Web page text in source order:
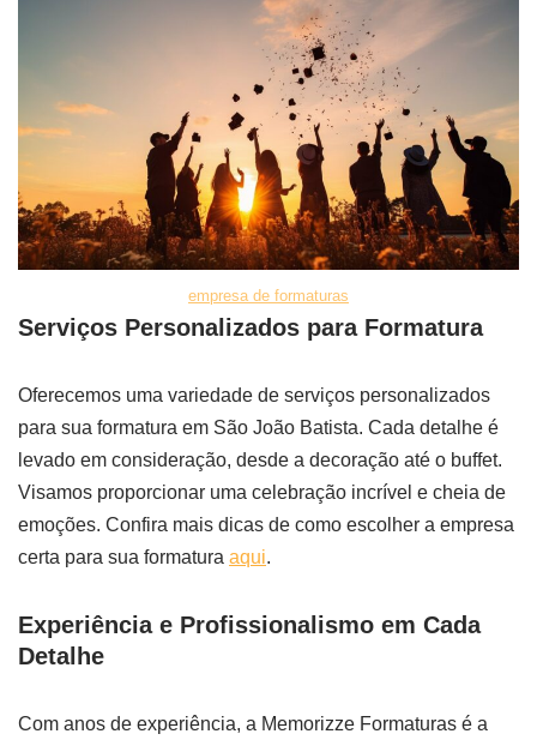
empresa de formaturas
Serviços Personalizados para Formatura
Oferecemos uma variedade de serviços personalizados
para sua formatura em São João Batista. Cada detalhe é
levado em consideração, desde a decoração até o buffet.
Visamos proporcionar uma celebração incrível e cheia de
emoções. Confira mais dicas de como escolher a empresa
certa para sua formatura aqui.
Experiência e Profissionalismo em Cada
Detalhe
Com anos de experiência, a Memorizze Formaturas é a